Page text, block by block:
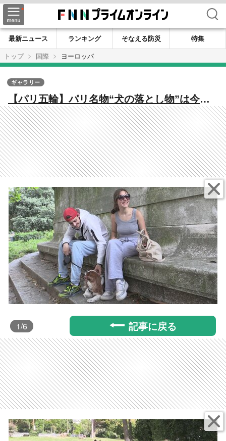
検索
最新ニュース ランキング そなえる防災
特集
トップ
国際 ヨーロッパ
【パリ五輪】パリ名物“犬の落とし物”は今…
10年ぶりの花の都で感じる意識の変化
ギャラリー
1/6 記事に戻る